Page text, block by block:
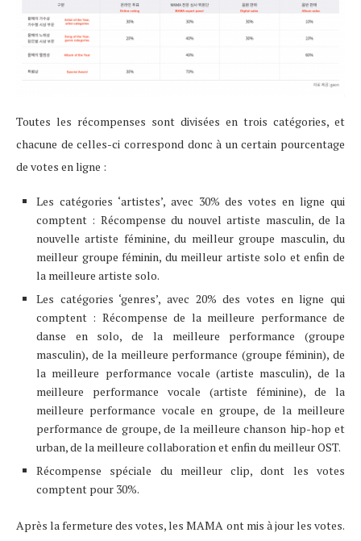
Toutes les récompenses sont divisées en trois catégories, et
chacune de celles-ci correspond donc à un certain pourcentage
de votes en ligne :
Les catégories ‘artistes’, avec 30% des votes en ligne qui
comptent : Récompense du nouvel artiste masculin, de la
nouvelle artiste féminine, du meilleur groupe masculin, du
meilleur groupe féminin, du meilleur artiste solo et enfin de
la meilleure artiste solo.
Les catégories ‘genres’, avec 20% des votes en ligne qui
comptent : Récompense de la meilleure performance de
danse en solo, de la meilleure performance (groupe
masculin), de la meilleure performance (groupe féminin), de
la meilleure performance vocale (artiste masculin), de la
meilleure performance vocale (artiste féminine), de la
meilleure performance vocale en groupe, de la meilleure
performance de groupe, de la meilleure chanson hip-hop et
urban, de la meilleure collaboration et enfin du meilleur OST.
Récompense spéciale du meilleur clip, dont les votes
comptent pour 30%.
Après la fermeture des votes, les MAMA ont mis à jour les votes.